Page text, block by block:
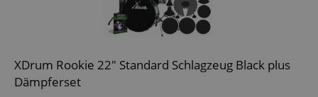
XDrum Rookie 22" Standard Schlagzeug Black plus
Dämpferset